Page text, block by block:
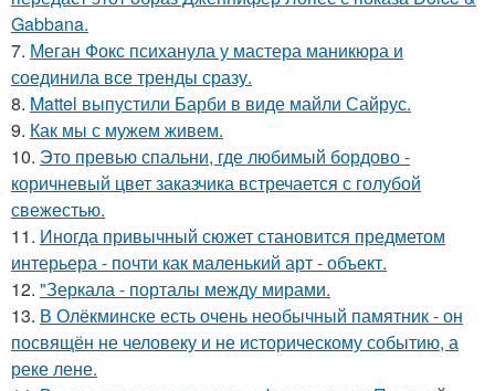
Gabbana.
7. Меган Фокс психанула у мастера маникюра и
соединила все тренды сразу.
8. Mattel выпустили Барби в виде майли Сайрус.
9. Как мы с мужем живем.
10. Это превью спальни, где любимый бордово -
коричневый цвет заказчика встречается с голубой
свежестью.
11. Иногда привычный сюжет становится предметом
интерьера - почти как маленький арт - объект.
12. "Зеркала - порталы между мирами.
13. В Олёкминске есть очень необычный памятник - он
посвящён не человеку и не историческому событию, а
реке лене.